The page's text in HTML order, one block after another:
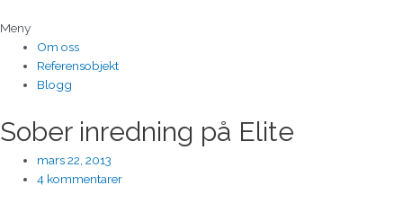
till
innehåll
Meny
Om oss
Referensobjekt
Blogg
Sober inredning på Elite
mars 22, 2013
4 kommentarer